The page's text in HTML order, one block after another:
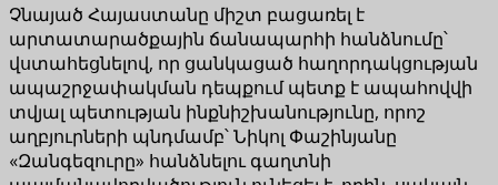
Չնայած Հայաստանը միշտ բացառել է
արտատարածքային ճանապարհի հանձնումը՝
վստահեցնելով, որ ցանկացած հաղորդակցության
ապաշրջափակման դեպքում պետք է ապահովվի
տվյալ պետության ինքնիշխանությունը, որոշ
աղբյուրների պնդմամբ՝ Նիկոլ Փաշինյանը
«Զանգեզուրը» հանձնելու գաղտնի